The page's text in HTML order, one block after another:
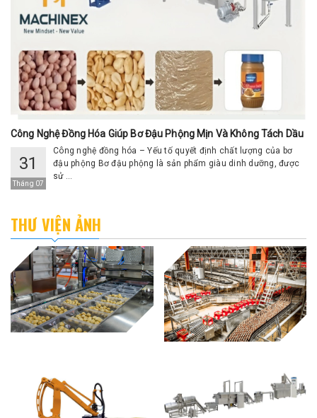
Công Nghệ Đồng Hóa Giúp Bơ Đậu Phộng Mịn Và Không Tách Dầu
31
Tháng 07
Công nghệ đồng hóa – Yếu tố quyết định chất lượng của bơ
đậu phộng Bơ đậu phộng là sản phẩm giàu dinh dưỡng, được
sử ...
THƯ VIỆN ẢNH